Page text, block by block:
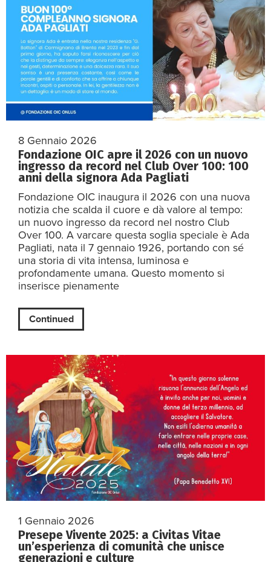
8 Gennaio 2026
Fondazione OIC apre il 2026 con un nuovo
ingresso da record nel Club Over 100: 100
anni della signora Ada Pagliati
Fondazione OIC inaugura il 2026 con una nuova
notizia che scalda il cuore e dà valore al tempo:
un nuovo ingresso da record nel nostro Club
Over 100. A varcare questa soglia speciale è Ada
Pagliati, nata il 7 gennaio 1926, portando con sé
una storia di vita intensa, luminosa e
profondamente umana. Questo momento si
inserisce pienamente
Continued
1 Gennaio 2026
Presepe Vivente 2025: a Civitas Vitae
un’esperienza di comunità che unisce
generazioni e culture